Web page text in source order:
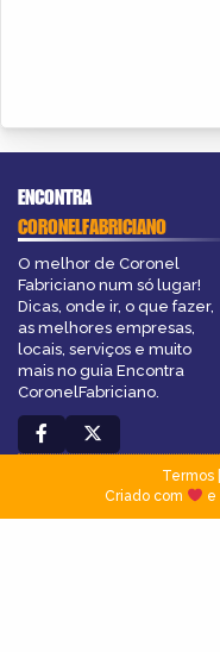
ENCONTRA
CORONELFABRICIANO
O melhor de Coronel
Fabriciano num só lugar!
Dicas, onde ir, o que fazer,
as melhores empresas,
locais, serviços e muito
mais no guia Encontra
CoronelFabriciano.
Termos|
Criado com
e